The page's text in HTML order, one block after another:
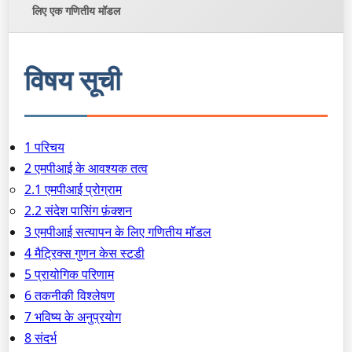
लिए एक गणितीय मॉडल
विषय सूची
1 परिचय
2 एमपीआई के आवश्यक तत्व
2.1 एमपीआई प्रोग्राम
2.2 संदेश पासिंग फ़ंक्शन
3 एमपीआई सत्यापन के लिए गणितीय मॉडल
4 मैट्रिक्स गुणन केस स्टडी
5 प्रायोगिक परिणाम
6 तकनीकी विश्लेषण
7 भविष्य के अनुप्रयोग
8 संदर्भ